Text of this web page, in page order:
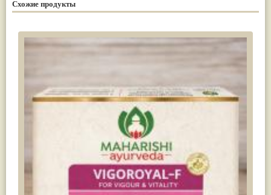
Схожие продукты